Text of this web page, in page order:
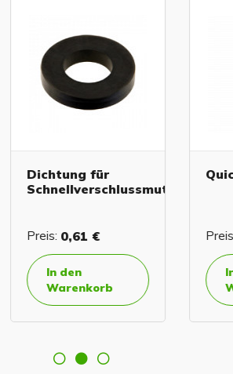
Dichtung für
Schnellverschlussmutter
Preis: 0,61 €
In den
Warenkorb
Preis: